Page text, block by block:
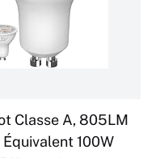
Classe A, 805LM
100W